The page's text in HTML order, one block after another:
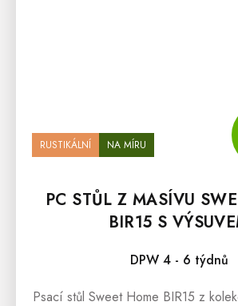
RUSTIKÁLNÍ NA MÍRU
PC STŮL Z MASÍVU
BIR15 S
DPW 4 - 6 týdnů
Psací stůl Sweet Home BIR15 z